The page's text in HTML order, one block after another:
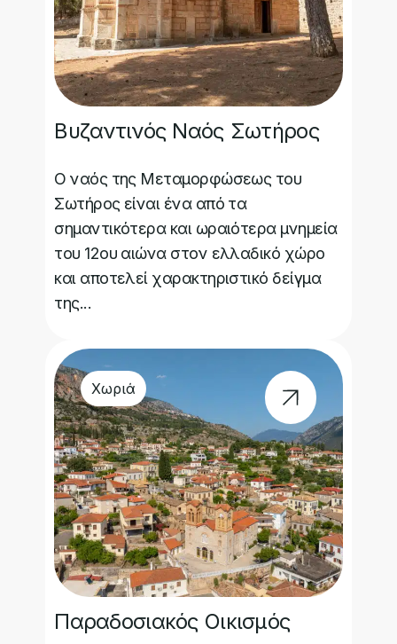
Βυζαντινός Ναός Σωτήρος
Ο ναός της Μεταμορφώσεως του
Σωτήρος είναι ένα από τα
σημαντικότερα και ωραιότερα μνημεία
του 12ου αιώνα στον ελλαδικό χώρο
και αποτελεί χαρακτηριστικό δείγμα
της...
Χωριά
Παραδοσιακός Οικισμός